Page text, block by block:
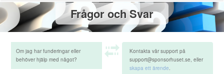
Frågor och Svar
Om jag har funderingar eller
behöver hjälp med något?
Kontakta vår support på
support@sponsorhuset.se, eller
skapa ett ärende.